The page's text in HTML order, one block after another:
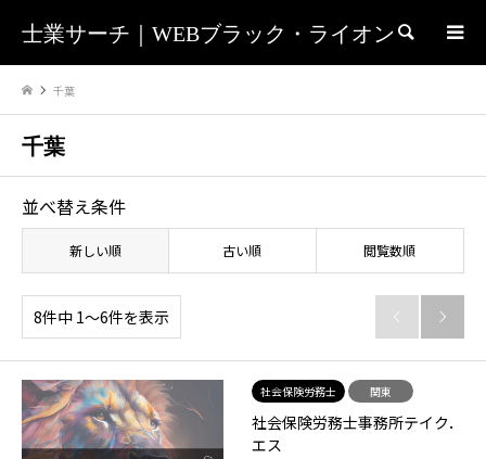
士業サーチ｜WEBブラック・ライオン 検索
千葉
千葉
並べ替え条件
新しい順 古い順 閲覧数順
8件中 1〜6件を表示  
社会保険労務士 関東
社会保険労務士事務所テイク．
エス